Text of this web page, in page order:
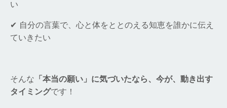
い
✔ 自分の言葉で、心と体をととのえる知恵を誰かに伝え
ていきたい
そんな 「本当の願い」に気づいたなら、今が、動き出す
タイミングです！